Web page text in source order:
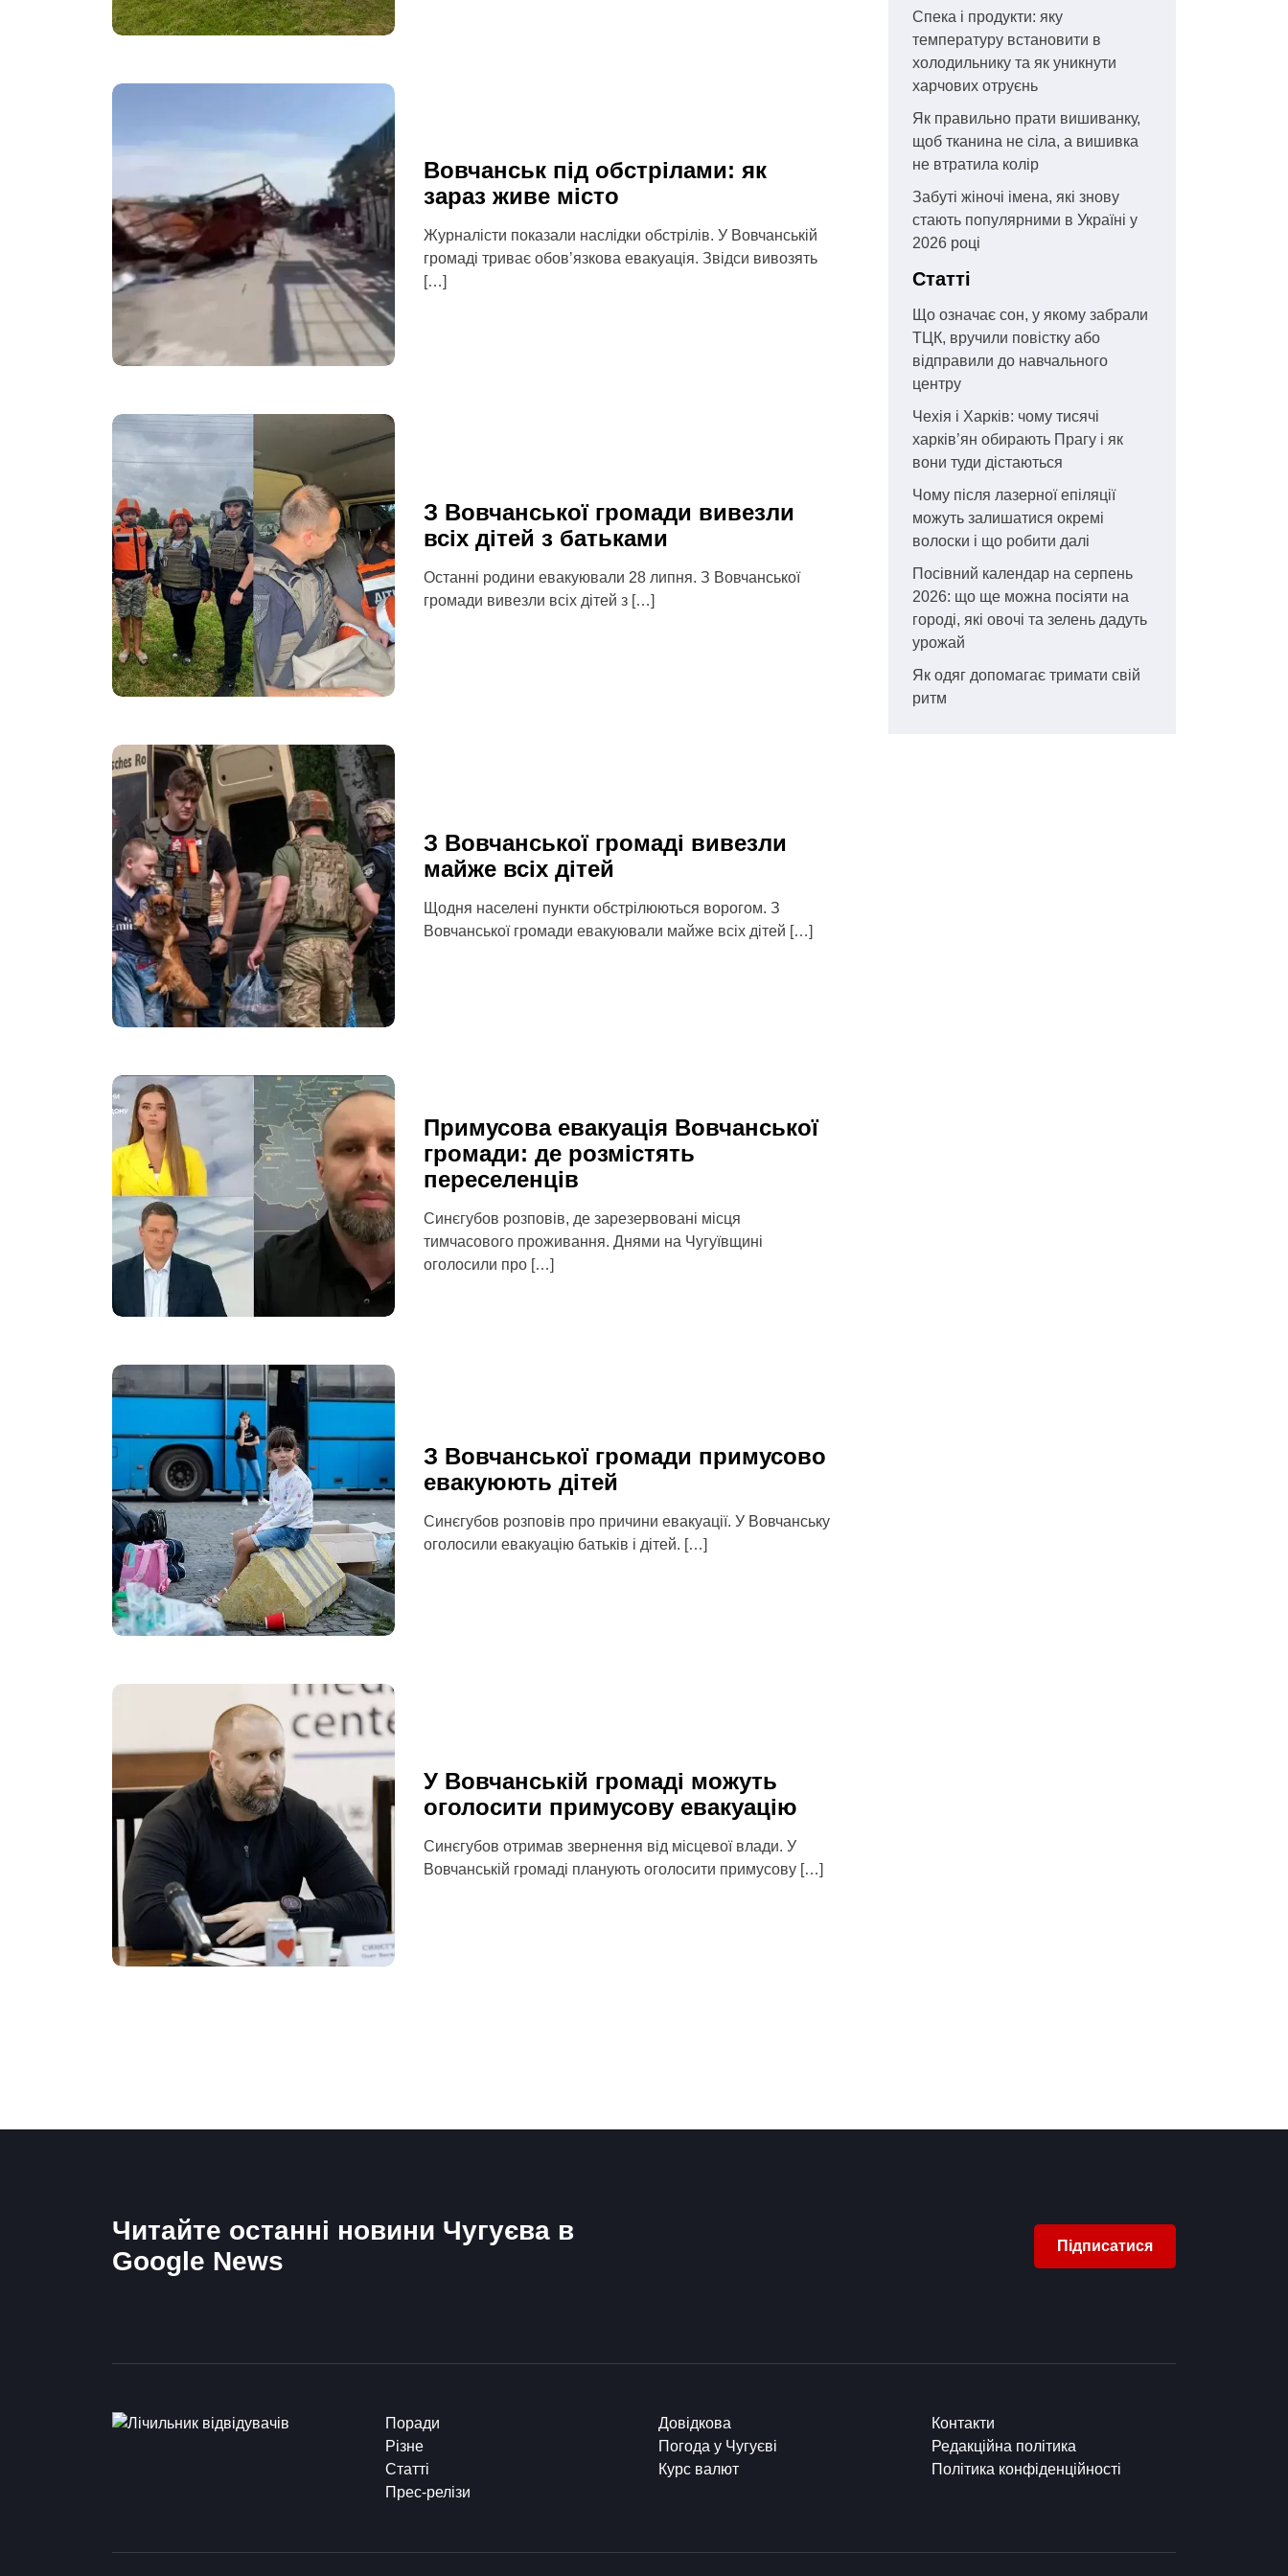
Вовчанськ під обстрілами: як
зараз живе місто
Журналісти показали наслідки обстрілів. У Вовчанській
громаді триває обов’язкова евакуація. Звідси вивозять
[…]
З Вовчанської громади вивезли
всіх дітей з батьками
Останні родини евакуювали 28 липня. З Вовчанської
громади вивезли всіх дітей з […]
З Вовчанської громаді вивезли
майже всіх дітей
Щодня населені пункти обстрілюються ворогом. З
Вовчанської громади евакуювали майже всіх дітей […]
Примусова евакуація Вовчанської
громади: де розмістять
переселенців
Синєгубов розповів, де зарезервовані місця
тимчасового проживання. Днями на Чугуївщині
оголосили про […]
З Вовчанської громади примусово
евакуюють дітей
Синєгубов розповів про причини евакуації. У Вовчанську
оголосили евакуацію батьків і дітей. […]
У Вовчанській громаді можуть
оголосити примусову евакуацію
Синєгубов отримав звернення від місцевої влади. У
Вовчанській громаді планують оголосити примусову […]
Спека і продукти: яку
температуру встановити в
холодильнику та як уникнути
харчових отруєнь
Як правильно прати вишиванку,
щоб тканина не сіла, а вишивка
не втратила колір
Забуті жіночі імена, які знову
стають популярними в Україні у
2026 році
Статті
Що означає сон, у якому забрали
ТЦК, вручили повістку або
відправили до навчального
центру
Чехія і Харків: чому тисячі
харків’ян обирають Прагу і як
вони туди дістаються
Чому після лазерної епіляції
можуть залишатися окремі
волоски і що робити далі
Посівний календар на серпень
2026: що ще можна посіяти на
городі, які овочі та зелень дадуть
урожай
Як одяг допомагає тримати свій
ритм
Читайте останні новини Чугуєва в
Google News
Підписатися
Поради
Різне
Статті
Прес-релізи
Довідкова
Погода у Чугуєві
Курс валют
Контакти
Редакційна політика
Політика конфіденційності